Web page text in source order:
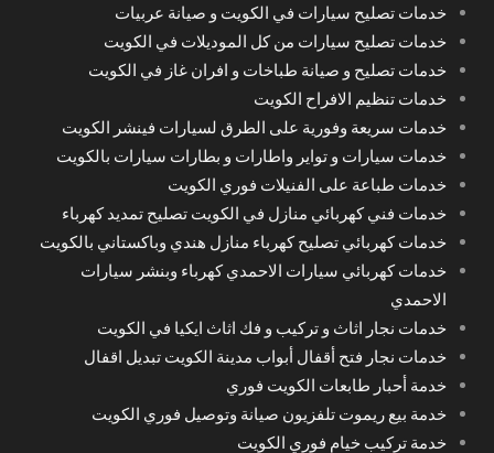
خدمات تصليح سيارات في الكويت و صيانة عربيات
خدمات تصليح سيارات من كل الموديلات في الكويت
خدمات تصليح و صيانة طباخات و افران غاز في الكويت
خدمات تنظيم الافراح الكويت
خدمات سريعة وفورية على الطرق لسيارات فينشر الكويت
خدمات سيارات و تواير واطارات و بطارات سيارات بالكويت
خدمات طباعة على الفنيلات فوري الكويت
خدمات فني كهربائي منازل في الكويت تصليح تمديد كهرباء
خدمات كهربائي تصليح كهرباء منازل هندي وباكستاني بالكويت
خدمات كهربائي سيارات الاحمدي كهرباء وبنشر سيارات
الاحمدي
خدمات نجار اثاث و تركيب و فك اثاث ايكيا في الكويت
خدمات نجار فتح أقفال أبواب مدينة الكويت تبديل اقفال
خدمة أحبار طابعات الكويت فوري
خدمة بيع ريموت تلفزيون صيانة وتوصيل فوري الكويت
خدمة تركيب خيام فوري الكويت